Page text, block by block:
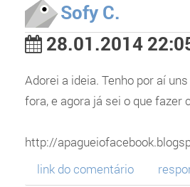
Sofy C.
28.01.2014
Adorei a ideia. Tenho por aí
fora, e agora já sei o que fazer
http://
link do comentário